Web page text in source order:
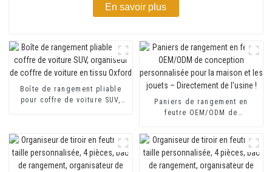
En savoir plus
Boîte de rangement pliable
pour coffre de voiture SUV,
Paniers de rangement en
feutre OEM/ODM de
pour la maison et les jouets –
Directement de l'usine !